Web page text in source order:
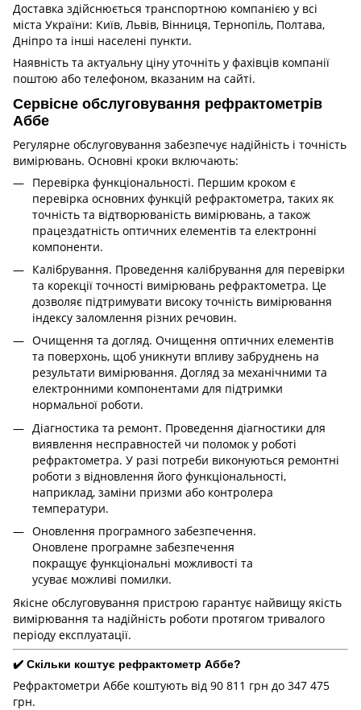
Доставка здійснюється транспортною компанією у всі
міста України: Київ, Львів, Вінниця, Тернопіль, Полтава,
Дніпро та інші населені пункти.
Наявність та актуальну ціну уточніть у фахівців компанії
поштою або телефоном, вказаним на сайті.
Сервісне обслуговування рефрактометрів
Аббе
Регулярне обслуговування забезпечує надійність і точність
вимірювань. Основні кроки включають:
Перевірка функціональності. Першим кроком є
перевірка основних функцій рефрактометра, таких як
точність та відтворюваність вимірювань, а також
працездатність оптичних елементів та електронні
компоненти.
Калібрування. Проведення калібрування для перевірки
та корекції точності вимірювань рефрактометра. Це
дозволяє підтримувати високу точність вимірювання
індексу заломлення різних речовин.
Очищення та догляд. Очищення оптичних елементів
та поверхонь, щоб уникнути впливу забруднень на
результати вимірювання. Догляд за механічними та
електронними компонентами для підтримки
нормальної роботи.
Діагностика та ремонт. Проведення діагностики для
виявлення несправностей чи поломок у роботі
рефрактометра. У разі потреби виконуються ремонтні
роботи з відновлення його функціональності,
наприклад, заміни призми або контролера
температури.
Оновлення програмного забезпечення.
Оновлене програмне забезпечення
покращує функціональні можливості та
усуває можливі помилки.
Якісне обслуговування пристрою гарантує найвищу якість
вимірювання та надійність роботи протягом тривалого
періоду експлуатації.
✔️ Скільки коштує рефрактометр Аббе?
Рефрактометри Аббе коштують від 90 811 грн до 347 475
грн.